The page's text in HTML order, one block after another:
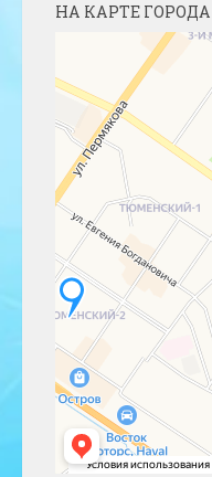
НА КАРТЕ ГОРОДА